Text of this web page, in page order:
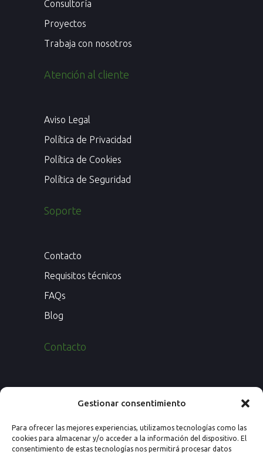
Gestionar consentimiento
Para ofrecer las mejores experiencias, utilizamos tecnologías como las
cookies para almacenar y/o acceder a la información del dispositivo. El
consentimiento de estas tecnologías nos permitirá procesar datos
Consultoría
Proyectos
Trabaja con nosotros
Atención al cliente
Aviso Legal
Política de Privacidad
Política de Cookies
Política de Seguridad
Soporte
Contacto
Requisitos técnicos
FAQs
Blog
Contacto
50008 Zaragoza (España)
Email: info@nextprevencion.com